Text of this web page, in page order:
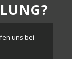
uns bei